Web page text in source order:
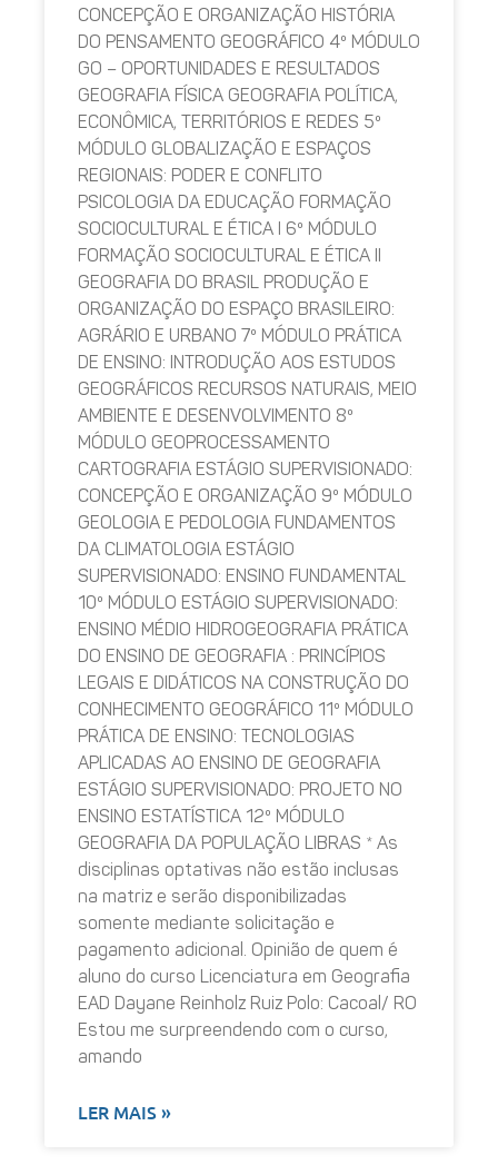
CONCEPÇÃO E ORGANIZAÇÃO HISTÓRIA
DO PENSAMENTO GEOGRÁFICO 4º MÓDULO
GO – OPORTUNIDADES E RESULTADOS
GEOGRAFIA FÍSICA GEOGRAFIA POLÍTICA,
ECONÔMICA, TERRITÓRIOS E REDES 5º
MÓDULO GLOBALIZAÇÃO E ESPAÇOS
REGIONAIS: PODER E CONFLITO
PSICOLOGIA DA EDUCAÇÃO FORMAÇÃO
SOCIOCULTURAL E ÉTICA I 6º MÓDULO
FORMAÇÃO SOCIOCULTURAL E ÉTICA II
GEOGRAFIA DO BRASIL PRODUÇÃO E
ORGANIZAÇÃO DO ESPAÇO BRASILEIRO:
AGRÁRIO E URBANO 7º MÓDULO PRÁTICA
DE ENSINO: INTRODUÇÃO AOS ESTUDOS
GEOGRÁFICOS RECURSOS NATURAIS, MEIO
AMBIENTE E DESENVOLVIMENTO 8º
MÓDULO GEOPROCESSAMENTO
CARTOGRAFIA ESTÁGIO SUPERVISIONADO:
CONCEPÇÃO E ORGANIZAÇÃO 9º MÓDULO
GEOLOGIA E PEDOLOGIA FUNDAMENTOS
DA CLIMATOLOGIA ESTÁGIO
SUPERVISIONADO: ENSINO FUNDAMENTAL
10º MÓDULO ESTÁGIO SUPERVISIONADO:
ENSINO MÉDIO HIDROGEOGRAFIA PRÁTICA
DO ENSINO DE GEOGRAFIA : PRINCÍPIOS
LEGAIS E DIDÁTICOS NA CONSTRUÇÃO DO
CONHECIMENTO GEOGRÁFICO 11º MÓDULO
PRÁTICA DE ENSINO: TECNOLOGIAS
APLICADAS AO ENSINO DE GEOGRAFIA
ESTÁGIO SUPERVISIONADO: PROJETO NO
ENSINO ESTATÍSTICA 12º MÓDULO
GEOGRAFIA DA POPULAÇÃO LIBRAS * As
disciplinas optativas não estão inclusas
na matriz e serão disponibilizadas
somente mediante solicitação e
pagamento adicional. Opinião de quem é
aluno do curso Licenciatura em Geografia
EAD Dayane Reinholz Ruiz Polo: Cacoal/ RO
Estou me surpreendendo com o curso,
amando
LER MAIS »